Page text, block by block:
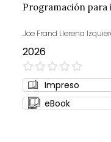
Programación
Joe Frand Llerena
2026
0%
Impreso
eBook